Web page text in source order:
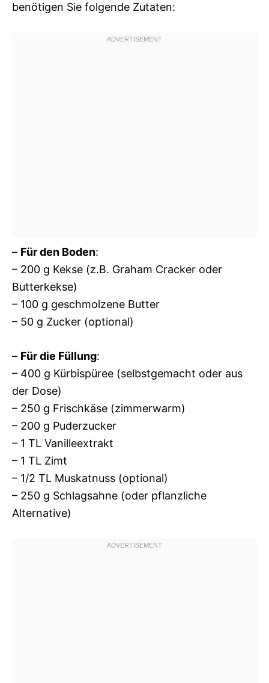
benötigen Sie folgende Zutaten:
– Für den Boden:
– 200 g Kekse (z.B. Graham Cracker oder
Butterkekse)
– 100 g geschmolzene Butter
– 50 g Zucker (optional)
– Für die Füllung:
– 400 g Kürbispüree (selbstgemacht oder aus
der Dose)
– 250 g Frischkäse (zimmerwarm)
– 200 g Puderzucker
– 1 TL Vanilleextrakt
– 1 TL Zimt
– 1/2 TL Muskatnuss (optional)
– 250 g Schlagsahne (oder pflanzliche
Alternative)